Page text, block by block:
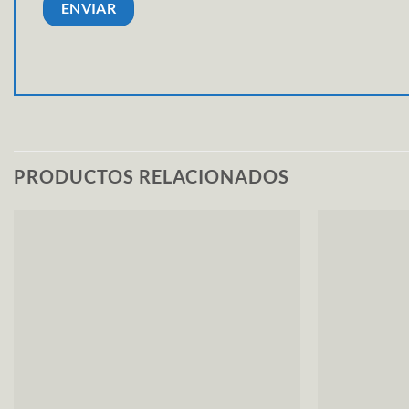
PRODUCTOS RELACIONADOS